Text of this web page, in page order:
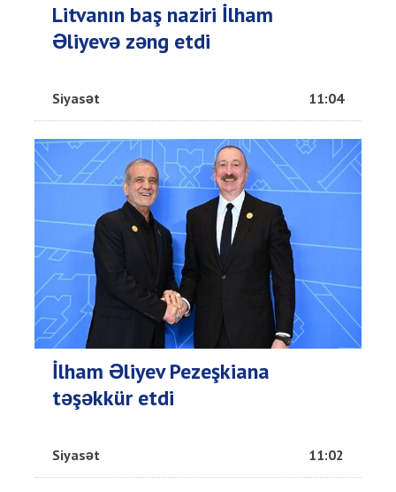
Litvanın baş naziri İlham
Əliyevə zəng etdi
Siyasət 11:04
İlham Əliyev Pezeşkiana
təşəkkür etdi
Siyasət 11:02